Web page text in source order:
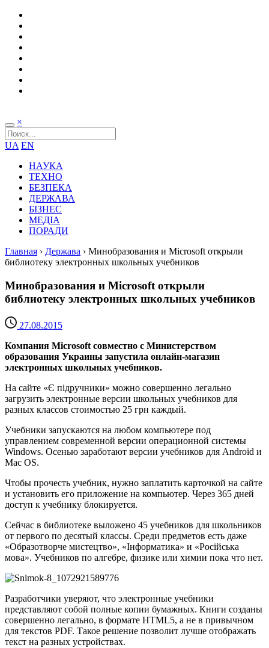
×
UA EN
НАУКА
ТЕХНО
БЕЗПЕКА
ДЕРЖАВА
БІЗНЕС
МЕДІА
ПОРАДИ
Главная › Держава › Минобразования и Microsoft открыли
библиотеку электронных школьных учебников
Минобразования и Microsoft открыли
библиотеку электронных школьных учебников
27.08.2015
Компания Microsoft совместно с Министерством
образования Украины запустила онлайн-магазин
электронных школьных учебников.
На сайте «Є підручники» можно совершенно легально
загрузить электронные версии школьных учебников для
разных классов стоимостью 25 грн каждый.
Учебники запускаются на любом компьютере под
управлением современной версии операционной системы
Windows. Осенью заработают версии учебников для Android и
Mac OS.
Чтобы прочесть учебник, нужно заплатить карточкой на сайте
и установить его приложение на компьютер. Через 365 дней
доступ к учебнику блокируется.
Сейчас в библиотеке выложено 45 учебников для школьников
от первого по десятый классы. Среди предметов есть даже
«Образотворче мистецтво», «Інформатика» и «Російська
мова». Учебников по алгебре, физике или химии пока что нет.
Разработчики уверяют, что электронные учебники
представляют собой полные копии бумажных. Книги созданы
совершенно легально, в формате HTML5, а не в привычном
для текстов PDF. Такое решение позволит лучше отображать
текст на разных устройствах.